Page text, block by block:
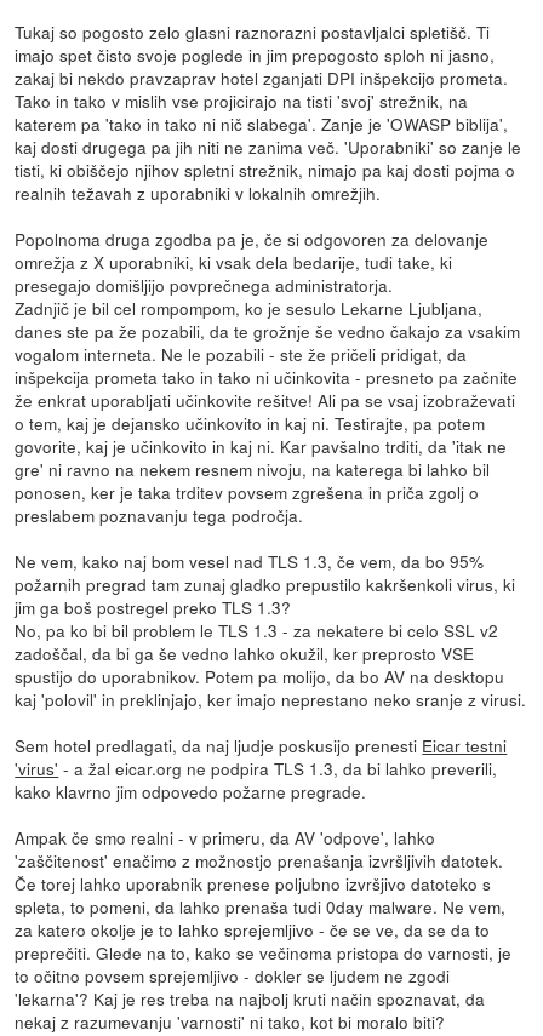
Tukaj so pogosto zelo glasni raznorazni postavljalci spletišč. Ti
imajo spet čisto svoje poglede in jim prepogosto sploh ni jasno,
zakaj bi nekdo pravzaprav hotel zganjati DPI inšpekcijo prometa.
Tako in tako v mislih vse projicirajo na tisti 'svoj' strežnik, na
katerem pa 'tako in tako ni nič slabega'. Zanje je 'OWASP biblija',
kaj dosti drugega pa jih niti ne zanima več. 'Uporabniki' so zanje le
tisti, ki obiščejo njihov spletni strežnik, nimajo pa kaj dosti pojma o
realnih težavah z uporabniki v lokalnih omrežjih.
Popolnoma druga zgodba pa je, če si odgovoren za delovanje
omrežja z X uporabniki, ki vsak dela bedarije, tudi take, ki
presegajo domišljijo povprečnega administratorja.
Zadnjič je bil cel rompompom, ko je sesulo Lekarne Ljubljana,
danes ste pa že pozabili, da te grožnje še vedno čakajo za vsakim
vogalom interneta. Ne le pozabili - ste že pričeli pridigat, da
inšpekcija prometa tako in tako ni učinkovita - presneto pa začnite
že enkrat uporabljati učinkovite rešitve! Ali pa se vsaj izobraževati
o tem, kaj je dejansko učinkovito in kaj ni. Testirajte, pa potem
govorite, kaj je učinkovito in kaj ni. Kar pavšalno trditi, da 'itak ne
gre' ni ravno na nekem resnem nivoju, na katerega bi lahko bil
ponosen, ker je taka trditev povsem zgrešena in priča zgolj o
preslabem poznavanju tega področja.
Ne vem, kako naj bom vesel nad TLS 1.3, če vem, da bo 95%
požarnih pregrad tam zunaj gladko prepustilo kakršenkoli virus, ki
jim ga boš postregel preko TLS 1.3?
No, pa ko bi bil problem le TLS 1.3 - za nekatere bi celo SSL v2
zadoščal, da bi ga še vedno lahko okužil, ker preprosto VSE
spustijo do uporabnikov. Potem pa molijo, da bo AV na desktopu
kaj 'polovil' in preklinjajo, ker imajo neprestano neko sranje z virusi.
Sem hotel predlagati, da naj ljudje poskusijo prenesti Eicar testni
'virus' - a žal eicar.org ne podpira TLS 1.3, da bi lahko preverili,
kako klavrno jim odpovedo požarne pregrade.
Ampak če smo realni - v primeru, da AV 'odpove', lahko
'zaščitenost' enačimo z možnostjo prenašanja izvršljivih datotek.
Če torej lahko uporabnik prenese poljubno izvršjivo datoteko s
spleta, to pomeni, da lahko prenaša tudi 0day malware. Ne vem,
za katero okolje je to lahko sprejemljivo - če se ve, da se da to
preprečiti. Glede na to, kako se večinoma pristopa do varnosti, je
to očitno povsem sprejemljivo - dokler se ljudem ne zgodi
'lekarna'? Kaj je res treba na najbolj kruti način spoznavat, da
nekaj z razumevanju 'varnosti' ni tako, kot bi moralo biti?